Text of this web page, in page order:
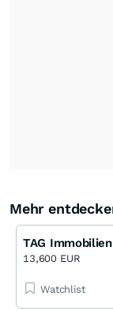
Mehr
TAG Immobilien
13,600 EUR
Watchlist